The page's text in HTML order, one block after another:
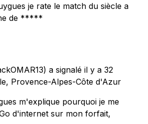
je rate le match du siècle a
de *****
a signalé il y a 32
Provence-Alpes-Côte d'Azur
m'explique pourquoi je me
d'internet sur mon forfait,